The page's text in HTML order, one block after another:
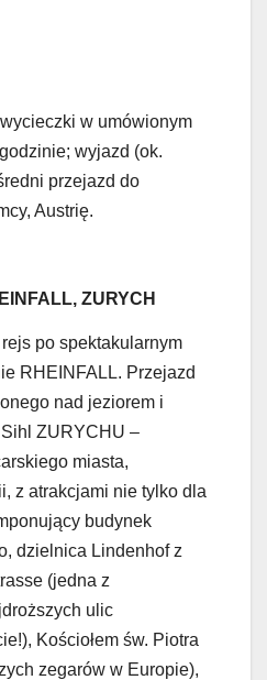
w umówionym
wyjazd (ok.
przejazd do
Austrię.
ZURYCH
po spektakularnym
RHEINFALL. Przejazd
nad jeziorem i
ZURYCHU –
miasta,
z atrakcjami nie tylko dla
budynek
dzielnica Lindenhof z
(jedna z
ulic
Kościołem św. Piotra
zegarów w Europie),